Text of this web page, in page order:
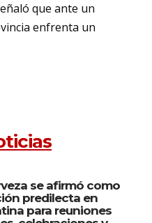
que ante un
enfrenta un
se afirmó como
predilecta en
para reuniones